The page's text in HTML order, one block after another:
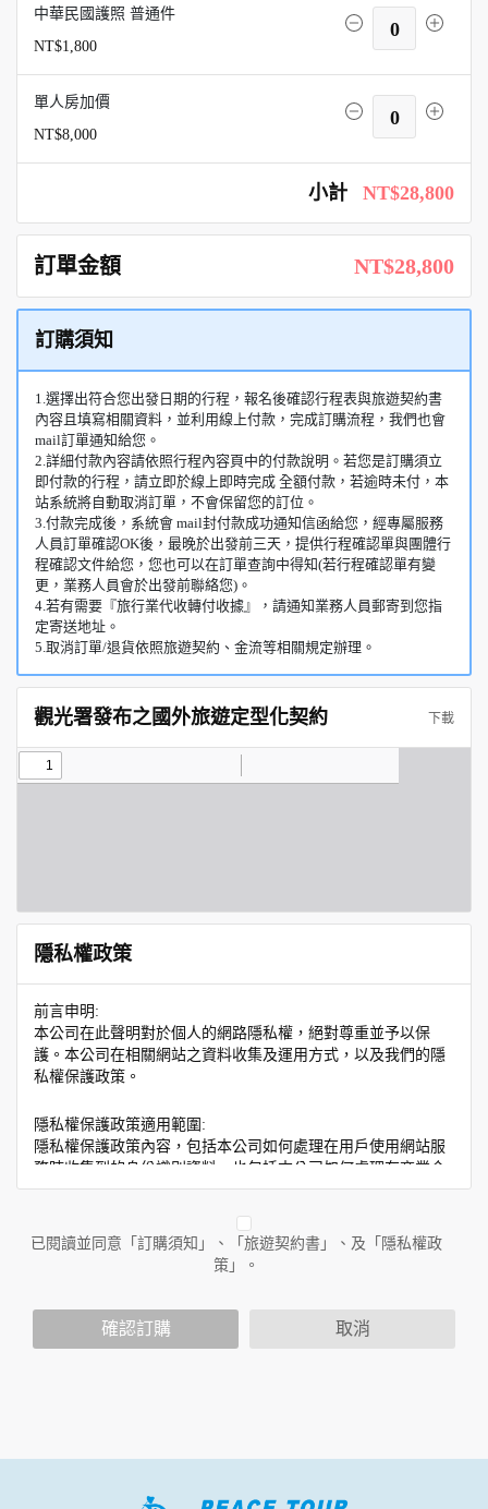
中華民國護照 普通件
NT$1,800
0
單人房加價
NT$8,000
0
小計 NT$28,800
訂單金額 NT$28,800
訂購須知
1.選擇出符合您出發日期的行程，報名後確認行程表與旅遊契約書
內容且填寫相關資料，並利用線上付款，完成訂購流程，我們也會
mail訂單通知給您。
2.詳細付款內容請依照行程內容頁中的付款說明。若您是訂購須立
即付款的行程，請立即於線上即時完成 全額付款，若逾時未付，本
站系統將自動取消訂單，不會保留您的訂位。
3.付款完成後，系統會 mail封付款成功通知信函給您，經專屬服務
人員訂單確認OK後，最晚於出發前三天，提供行程確認單與團體行
程確認文件給您，您也可以在訂單查詢中得知(若行程確認單有變
更，業務人員會於出發前聯絡您)。
4.若有需要『旅行業代收轉付收據』，請通知業務人員郵寄到您指
定寄送地址。
5.取消訂單/退貨依照旅遊契約、金流等相關規定辦理。
觀光署發布之國外旅遊定型化契約 下載
隱私權政策
前言申明:
本公司在此聲明對於個人的網路隱私權，絕對尊重並予以保
護。本公司在相關網站之資料收集及運用方式，以及我們的隱
私權保護政策。
隱私權保護政策適用範圍:
隱私權保護政策內容，包括本公司如何處理在用戶使用網站服
務時收集到的身份識別資料，也包括本公司如何處理在商業合
作與本公司合作時分享的任何身份識別資料。隱私權保護政策
人員。例如您透過本公司旗下網站上的廣告廠商連結，這些置
放連結的廠商也可能蒐集您個人的資料。對於您主動提供的個
人資訊，這些廣告廠商或連結網站有其個別的隱私權保護政
您個人在本網站上的聊天室或討論區中任意公開個人資料的行
個人的資料，其範圍如下：
您所提供的姓名、電子郵件地址、聯絡方式及使用時間等。
已閱讀並同意「訂購須知」、「旅遊契約書」、及「隱私權政
策」。
確認訂購 取消